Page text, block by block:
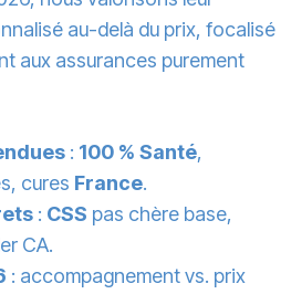
au-delà du prix, focalisé
aux assurances purement
: 100 % Santé,
cures France.
: CSS pas chère base,
CA.
: accompagnement vs. prix